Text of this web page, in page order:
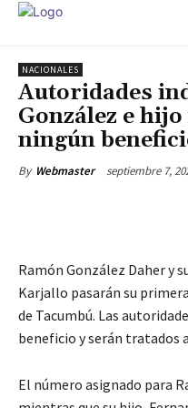
NACIONALES
Autoridades
González e
ningún
By Webmaster septiembre 7,
Ramón González Daher y
Karjallo pasarán su
de Tacumbú. Las
beneficio y serán tratados
El número asignado para